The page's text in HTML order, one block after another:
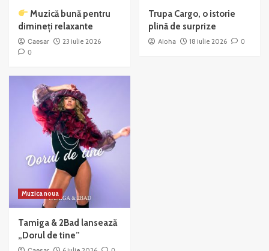
Muzică bună pentru
dimineți relaxante
Caesar
23 iulie 2026
0
Trupa Cargo, o istorie
plină de surprize
Aloha 18 iulie 2026 0
Muzica noua
Tamiga & 2Bad lansează
„Dorul de tine”